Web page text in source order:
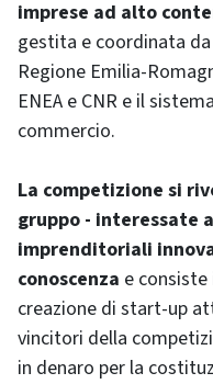
imprese ad alto
gestita e coordinata
Regione Emilia-
ENEA e CNR e il
commercio.
La competizione si
gruppo - interessate
imprenditoriali
conoscenza e
creazione di start-up
vincitori della
in denaro per la